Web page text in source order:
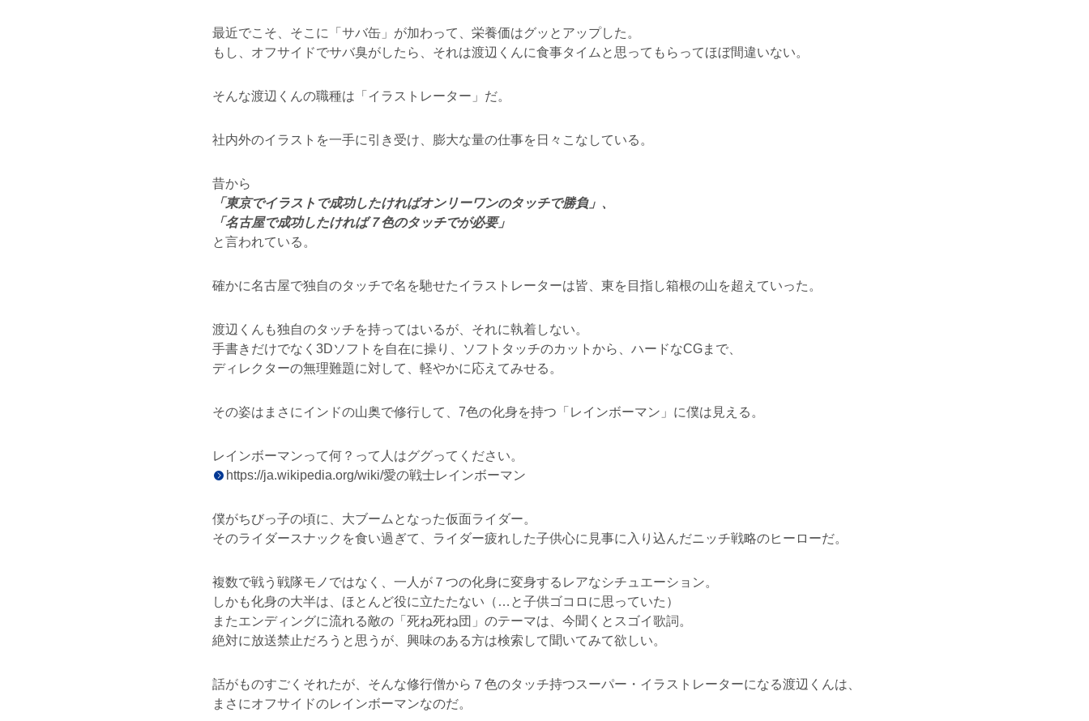
最近でこそ、そこに「サバ缶」が加わって、栄養価はグッとアップした。
もし、オフサイドでサバ臭がしたら、それは渡辺くんに食事タイムと思ってもらってほぼ間違いない。
そんな渡辺くんの職種は「イラストレーター」だ。
社内外のイラストを一手に引き受け、膨大な量の仕事を日々こなしている。
昔から
「東京でイラストで成功したければオンリーワンのタッチで勝負」、
「名古屋で成功したければ７色のタッチでが必要」
と言われている。
確かに名古屋で独自のタッチで名を馳せたイラストレーターは皆、東を目指し箱根の山を超えていった。
渡辺くんも独自のタッチを持ってはいるが、それに執着しない。
手書きだけでなく3Dソフトを自在に操り、ソフトタッチのカットから、ハードなCGまで、
ディレクターの無理難題に対して、軽やかに応えてみせる。
その姿はまさにインドの山奥で修行して、7色の化身を持つ「レインボーマン」に僕は見える。
レインボーマンって何？って人はググってください。
https://ja.wikipedia.org/wiki/愛の戦士レインボーマン
僕がちびっ子の頃に、大ブームとなった仮面ライダー。
そのライダースナックを食い過ぎて、ライダー疲れした子供心に見事に入り込んだニッチ戦略のヒーローだ。
複数で戦う戦隊モノではなく、一人が７つの化身に変身するレアなシチュエーション。
しかも化身の大半は、ほとんど役に立たたない（…と子供ゴコロに思っていた）
またエンディングに流れる敵の「死ね死ね団」のテーマは、今聞くとスゴイ歌詞。
絶対に放送禁止だろうと思うが、興味のある方は検索して聞いてみて欲しい。
話がものすごくそれたが、そんな修行僧から７色のタッチ持つスーパー・イラストレーターになる渡辺くんは、
まさにオフサイドのレインボーマンなのだ。